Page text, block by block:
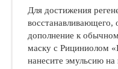
Для достижения
дополнение к
маску с Рициниолом
нанесите эмульсию